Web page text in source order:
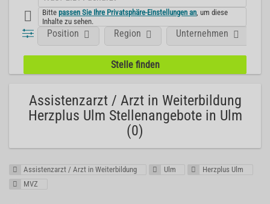
Bittepassen Sie Ihre Privatsphäre-Einstellungen an , um diese
Inhalte zu sehen.
Position Region Unternehmen
Assistenzarzt / Arzt in Weiterbildung
Herzplus Ulm Stellenangebote in Ulm
(0)
Assistenzarzt / Arzt in Weiterbildung Ulm
Herzplus Ulm
MVZ